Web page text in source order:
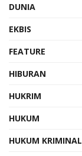
DUNIA
EKBIS
FEATURE
HIBURAN
HUKRIM
HUKUM
HUKUM KRIMINAL